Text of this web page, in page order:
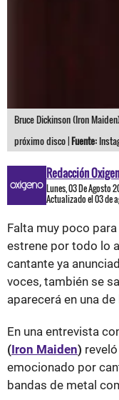
Bruce Dickinson (Iron
próximo disco |Fuente:
Redacción
Lunes, 03 De Agosto
Actualizado el 03 de
Falta muy poco
estrene por todo lo
cantante ya
voces, también se
aparecerá en una
En una entrevista
(Iron Maiden)
emocionado por
bandas de metal